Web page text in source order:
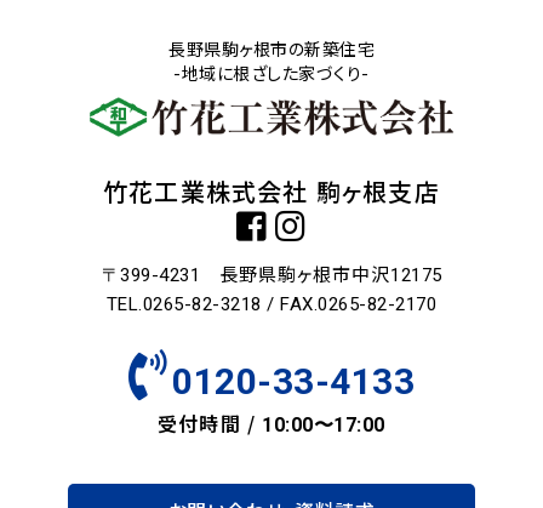
長野県駒ヶ根市の新築住宅
-地域に根ざした家づくり-
竹花工業株式会社 駒ヶ根支店
〒399-4231 長野県駒ヶ根市中沢12175
TEL.0265-82-3218 / FAX.0265-82-2170
0120-33-4133
受付時間 / 10:00〜17:00